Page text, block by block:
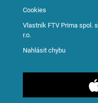
Cookies
Vlastník FTV Prima spol. s
r.o.
Nahlásit chybu